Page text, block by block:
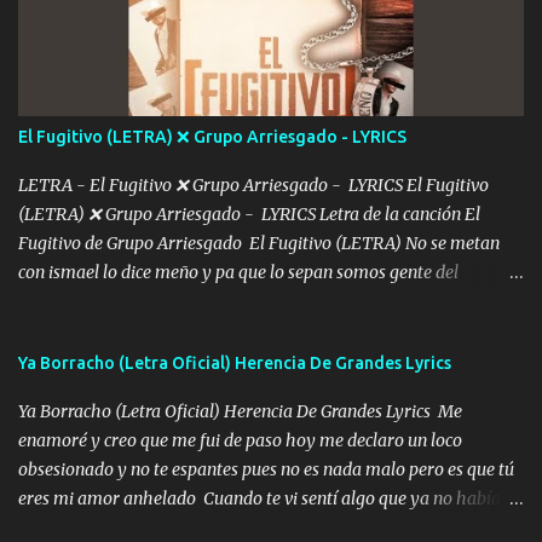
De mi vida... Cómo tú no hay nadie más No hay nadie
más Si te sientes sola no me llames porfa Me pongo sencible e
imagino tu sombra Clase azul es el tequila e interior la ropa Clip
cap la champagne el polvo es color rosa Me contacto un ángel eres
tú mi hermosa La que me alegra los días y sigo tomando Y
pensar... Que tú ya no vas a estar Pasarán... Solito me dejaras
Intentar... ...
El Fugitivo (LETRA) ❌ Grupo Arriesgado - LYRICS
LETRA - El Fugitivo ❌ Grupo Arriesgado - LYRICS El Fugitivo
(LETRA) ❌ Grupo Arriesgado - LYRICS Letra de la canción El
Fugitivo de Grupo Arriesgado El Fugitivo (LETRA) No se metan
con ismael lo dice meño y pa que lo sepan somos gente del
grande traemos la bandera 04 se oye por los radios y bien
ofrece también peleam'os bien atentó el compa huicho la corta al
cinto y radios colgados cuando salimos del rancho carros
blindándos y bien equipados no somos gente de problemas pero
defendemos muy bien nuestra tierra buena sombra nos cobija y el
Ya Borracho (Letra Oficial) Herencia De Grandes Lyrics
Ya Borracho (Letra Oficial) Herencia De Grandes Lyrics Me
enamoré y creo que me fui de paso hoy me declaro un loco
obsesionado y no te espantes pues no es nada malo pero es que tú
eres mi amor anhelado Cuando te vi sentí algo que ya no había